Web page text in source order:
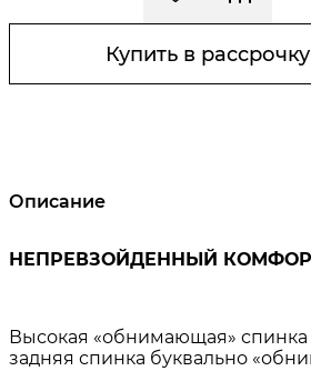
Купить в рассрочку
Описание